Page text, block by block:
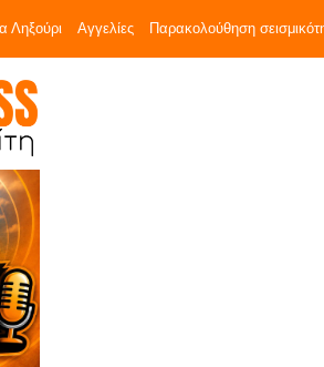
Ληξούρι Αγγελίες Παρακολούθηση